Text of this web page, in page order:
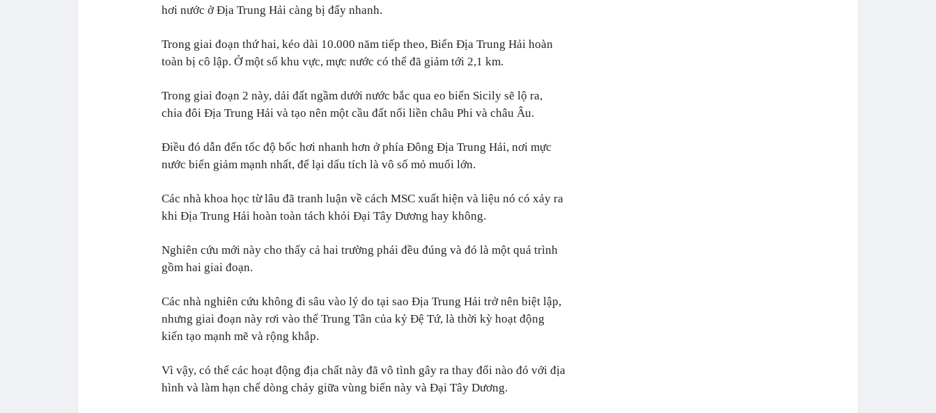
hơi nước ở Địa Trung Hải càng bị đẩy nhanh.
Trong giai đoạn thứ hai, kéo dài 10.000 năm tiếp theo, Biển Địa Trung Hải hoàn
toàn bị cô lập. Ở một số khu vực, mực nước có thể đã giảm tới 2,1 km.
Trong giai đoạn 2 này, dải đất ngầm dưới nước bắc qua eo biển Sicily sẽ lộ ra,
chia đôi Địa Trung Hải và tạo nên một cầu đất nối liền châu Phi và châu Âu.
Điều đó dẫn đến tốc độ bốc hơi nhanh hơn ở phía Đông Địa Trung Hải, nơi mực
nước biển giảm mạnh nhất, để lại dấu tích là vô số mỏ muối lớn.
Các nhà khoa học từ lâu đã tranh luận về cách MSC xuất hiện và liệu nó có xảy ra
khi Địa Trung Hải hoàn toàn tách khỏi Đại Tây Dương hay không.
Nghiên cứu mới này cho thấy cả hai trường phái đều đúng và đó là một quá trình
gồm hai giai đoạn.
Các nhà nghiên cứu không đi sâu vào lý do tại sao Địa Trung Hải trở nên biệt lập,
nhưng giai đoạn này rơi vào thế Trung Tân của kỷ Đệ Tứ, là thời kỳ hoạt động
kiến tạo mạnh mẽ và rộng khắp.
Vì vậy, có thể các hoạt động địa chất này đã vô tình gây ra thay đổi nào đó với địa
hình và làm hạn chế dòng chảy giữa vùng biển này và Đại Tây Dương.